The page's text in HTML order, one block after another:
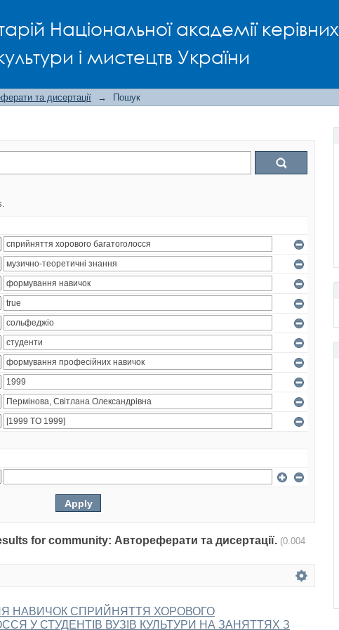
Національної академії керівних
і мистецтв України
та дисертації → Пошук
for community: Автореферати та дисертації. (0.004
НАВИЧОК СПРИЙНЯТТЯ ХОРОВОГО
У СТУДЕНТІВ ВУЗІВ КУЛЬТУРИ НА ЗАНЯТТЯХ З